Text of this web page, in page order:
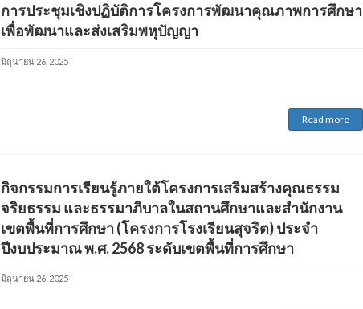
การประชุมเชิงปฏิบัติการโครงการพัฒนาคุณภาพการศึกษา
เพื่อพัฒนาและส่งเสริมพหุปัญญา
มิถุนายน 26, 2025
Read more
กิจกรรมการเรียนรู้ภายใต้โครงการเสริมสร้างคุณธรรม
จริยธรรม และธรรมาภิบาลในสถานศึกษาและสำนักงาน
เขตพื้นที่การศึกษา (โครงการโรงเรียนสุจริต) ประจำ
ปีงบประมาณ พ.ศ. 2568 ระดับเขตพื้นที่การศึกษา
มิถุนายน 26, 2025